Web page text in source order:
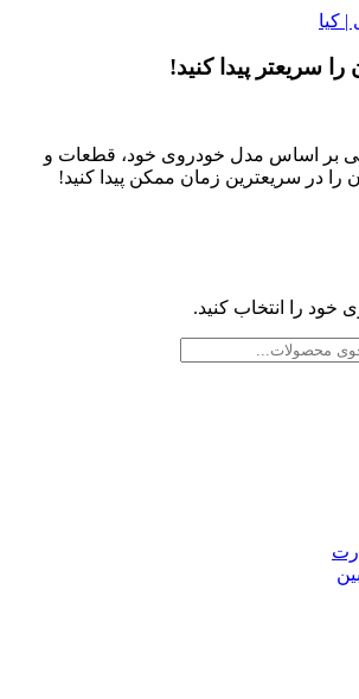
سریعتر پیدا کنید!
بر اساس مدل خودروی خود، قطعات و
را در سریعترین زمان ممکن پیدا کنید!
خود را انتخاب کنید.